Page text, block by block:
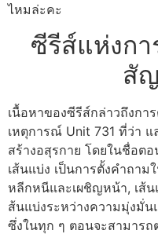
ไหมล่ะคะ
ซีรีส์แห่งก
สั
เนื้อหาของซีรีส์กล่าวถึงกา
เหตุการณ์ Unit 731 ที่ว่า
สร้างอสุรกาย โดยในชื่อต
เส้นแบ่ง เป็นการตั้งคำถาม
หลีกหนีและเผชิญหน้า, เส้
ส้นแบ่งระหว่างความมุ่งมั่
ซึ่งในทุก ๆ ตอนจะสามาร